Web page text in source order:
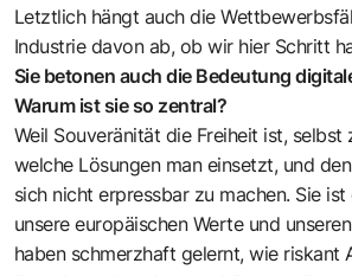
Letztlich hängt auch die
Industrie davon ab, ob wir hier Schritt
Sie betonen auch die Bedeutung
Warum ist sie so zentral?
Weil Souveränität die Freiheit ist, selbst
welche ­Lösungen man einsetzt, und
sich nicht erpressbar zu ­machen. Sie
unsere europäischen Werte und
haben schmerzhaft gelernt, wie riskant